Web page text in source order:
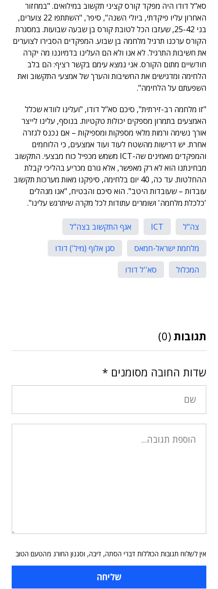
סא"ל דודו היה מפקד קורס קציני תקשוב במילואים. "במחזור
האחרון עליו פיקדתי, ביולי השנה", סיפר, "השתתפו 22 צוערים,
בני 25-42, שעזבו הכל לטובת קורס בן שבעה שבועות. במסגרת
הקורס ערכנו תרגיל מלחמה בן שבוע. המפקדים הסבירו לצוערים
את חשיבות התרגיל. לא אנו ולא הם העלינו בדמיוננו מה יקרה
חודשיים מתום הקורס. אני נמצא עימם בקשר רציף: הם בלב
הלחימה ומדגישים את החשיבות והערך של אמצעי התקשוב ואת
השפעתם על הלחימה".
"זו מלחמה רב-זירתית", סיכם סא"ל דודו, "ועלינו לוודא שכלל
האמצעים בתמרון מספקים יכולות טקטיות. בנוסף, עלינו לייצר
אורך נשימה ורמות מלאי מספקות ומספיקות – אם נכנס לגזרה
אחרת. יש דרישות מהשטח לעוד ועוד אמצעים, כי הלוחמים
והמפקדים מאמינים שה-ICT משמש מכפיל כוח מבצעי. התקשוב
מבחינתנו הוא לא רק מאפשר, אלא גורם מכריע בהליכי קבלת
ההחלטות. עד כה, 40 יום בלחימה, סיפקנו מאות מערכות תקשוב
עובדות – שעובדות היטב". הוא סיכם והבטיח, "אנו מנהלים
'כלכלת מלחמה' ושומרים עתודות לכל מקרה שיתרגש עלינו".
צה"ל ICT
אגף התקשוב בצה"ל
מלחמת ישראל-חמאס
סגן אלוף (מיל') דודו
המכלול
סא''ל דודו
תגובות (0)
שדות החובה מסומנים *
אין לשלוח תגובות הכוללות דברי הסתה, דיבה, וסגנון החורג מהטעם הטוב